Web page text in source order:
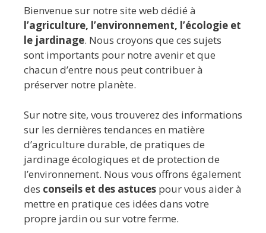
Bienvenue sur notre site web dédié à
l’agriculture, l’environnement, l’écologie et
le jardinage. Nous croyons que ces sujets
sont importants pour notre avenir et que
chacun d’entre nous peut contribuer à
préserver notre planète.
Sur notre site, vous trouverez des informations
sur les dernières tendances en matière
d’agriculture durable, de pratiques de
jardinage écologiques et de protection de
l’environnement. Nous vous offrons également
des conseils et des astuces pour vous aider à
mettre en pratique ces idées dans votre
propre jardin ou sur votre ferme.